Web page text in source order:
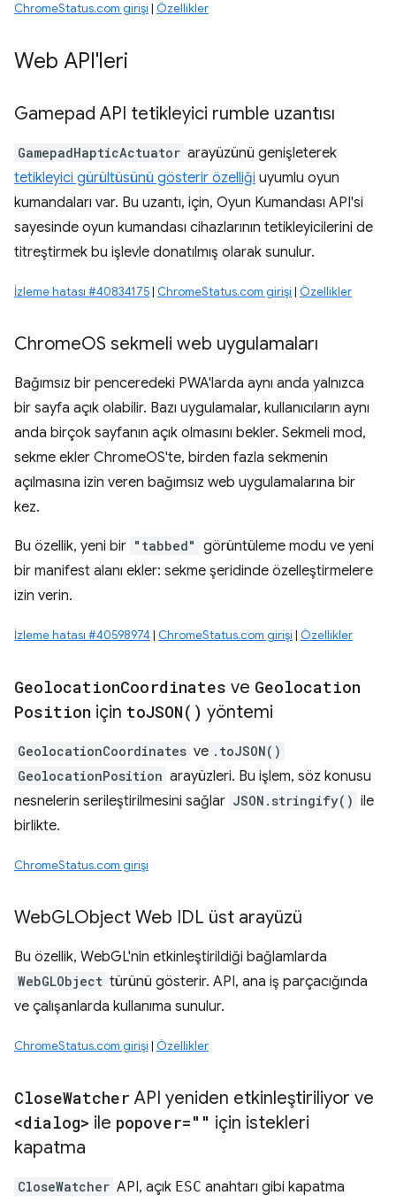
ChromeStatus.com girişi | Özellikler
Web API'leri
Gamepad API tetikleyici rumble uzantısı
GamepadHapticActuator arayüzünü genişleterek
tetikleyici gürültüsünü gösterir özelliği uyumlu oyun
kumandaları var. Bu uzantı, için, Oyun Kumandası API'si
sayesinde oyun kumandası cihazlarının tetikleyicilerini de
titreştirmek bu işlevle donatılmış olarak sunulur.
İzleme hatası #40834175| ChromeStatus.com girişi | Özellikler
ChromeOS sekmeli web uygulamaları
Bağımsız bir penceredeki PWA'larda aynı anda yalnızca
bir sayfa açık olabilir. Bazı uygulamalar, kullanıcıların aynı
anda birçok sayfanın açık olmasını bekler. Sekmeli mod,
sekme ekler ChromeOS'te, birden fazla sekmenin
açılmasına izin veren bağımsız web uygulamalarına bir
kez.
Bu özellik, yeni bir "tabbed" görüntüleme modu ve yeni
bir manifest alanı ekler: sekme şeridinde özelleştirmelere
izin verin.
İzleme hatası #40598974 | ChromeStatus.com girişi | Özellikler
GeolocationCoordinates ve Geolocation
Position için toJSON( ) yöntemi
GeolocationCoordinates ve .toJSON()
GeolocationPosition arayüzleri. Bu işlem, söz konusu
nesnelerin serileştirilmesini sağlar JSON.stringify() ile
birlikte.
ChromeStatus.com girişi
WebGLObject Web IDL üst arayüzü
Bu özellik, WebGL'nin etkinleştirildiği bağlamlarda
WebGLObject türünü gösterir. API, ana iş parçacığında
ve çalışanlarda kullanıma sunulur.
ChromeStatus.com girişi | Özellikler
CloseWatcher API yeniden etkinleştiriliyor ve
<dialog> ile popover="" için istekleri
kapatma
CloseWatcher API, açık ESC anahtarı gibi kapatma